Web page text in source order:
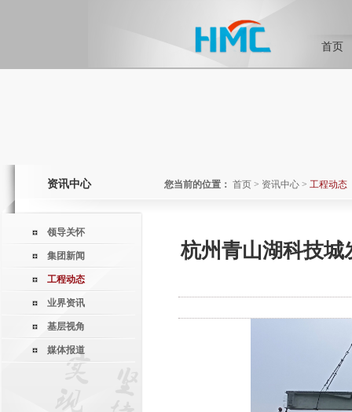
首页
资讯中心 您当前的位置： 首页 > 资讯中心 > 工程动态
领导关怀
集团新闻
工程动态
业界资讯
基层视角
媒体报道
杭州青山湖科技城